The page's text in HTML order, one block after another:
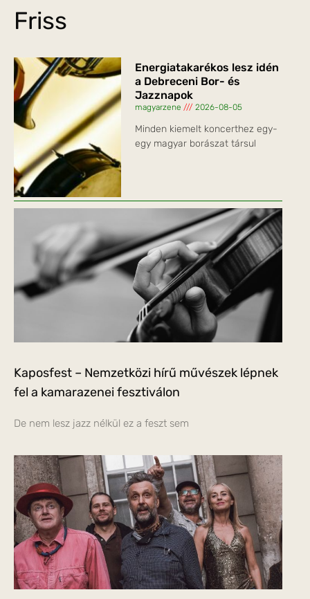
Friss
Energiatakarékos lesz idén
a Debreceni Bor- és
Jazznapok
magyarzene 2026-08-05
Minden kiemelt koncerthez egy-
egy magyar borászat társul
Kaposfest – Nemzetközi hírű művészek lépnek
fel a kamarazenei fesztiválon
De nem lesz jazz nélkül ez a feszt sem